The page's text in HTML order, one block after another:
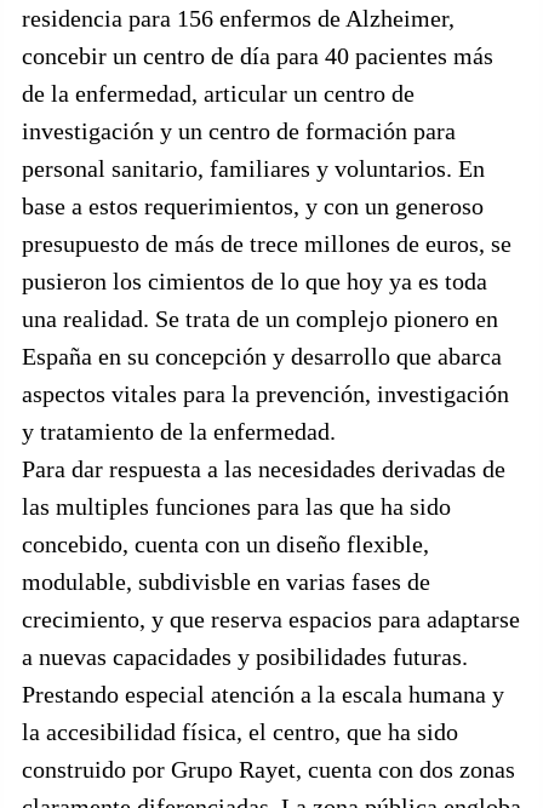
residencia para 156 enfermos de Alzheimer,
concebir un centro de día para 40 pacientes más
de la enfermedad, articular un centro de
investigación y un centro de formación para
personal sanitario, familiares y voluntarios. En
base a estos requerimientos, y con un generoso
presupuesto de más de trece millones de euros, se
pusieron los cimientos de lo que hoy ya es toda
una realidad. Se trata de un complejo pionero en
España en su concepción y desarrollo que abarca
aspectos vitales para la prevención, investigación
y tratamiento de la enfermedad.
Para dar respuesta a las necesidades derivadas de
las multiples funciones para las que ha sido
concebido, cuenta con un diseño flexible,
modulable, subdivisble en varias fases de
crecimiento, y que reserva espacios para adaptarse
a nuevas capacidades y posibilidades futuras.
Prestando especial atención a la escala humana y
la accesibilidad física, el centro, que ha sido
construido por Grupo Rayet, cuenta con dos zonas